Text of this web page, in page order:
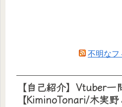
不明なフ
【自己紹介】Vtuber
【KiminoTonari/木実野